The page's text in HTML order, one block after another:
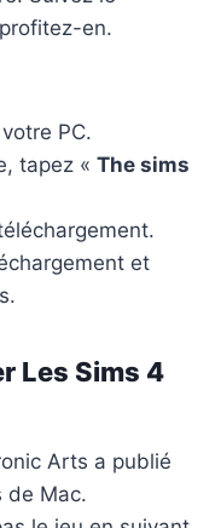
en.
PC.
tapez « The sims
et
Les Sims 4
Arts a publié
de Mac.